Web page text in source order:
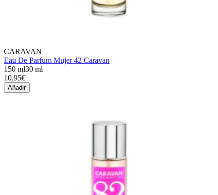
CARAVAN
Eau De Parfum Mujer 42 Caravan
150 ml30 ml
10,95€
Añadir